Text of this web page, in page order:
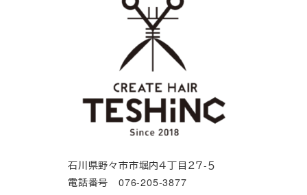
石川県野々市市堀内４丁目２７-５
電話番号 076-205-3877